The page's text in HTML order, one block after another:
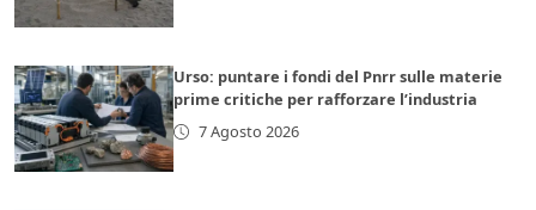
Urso: puntare i fondi del Pnrr sulle materie
prime critiche per rafforzare l’industria
7 Agosto 2026